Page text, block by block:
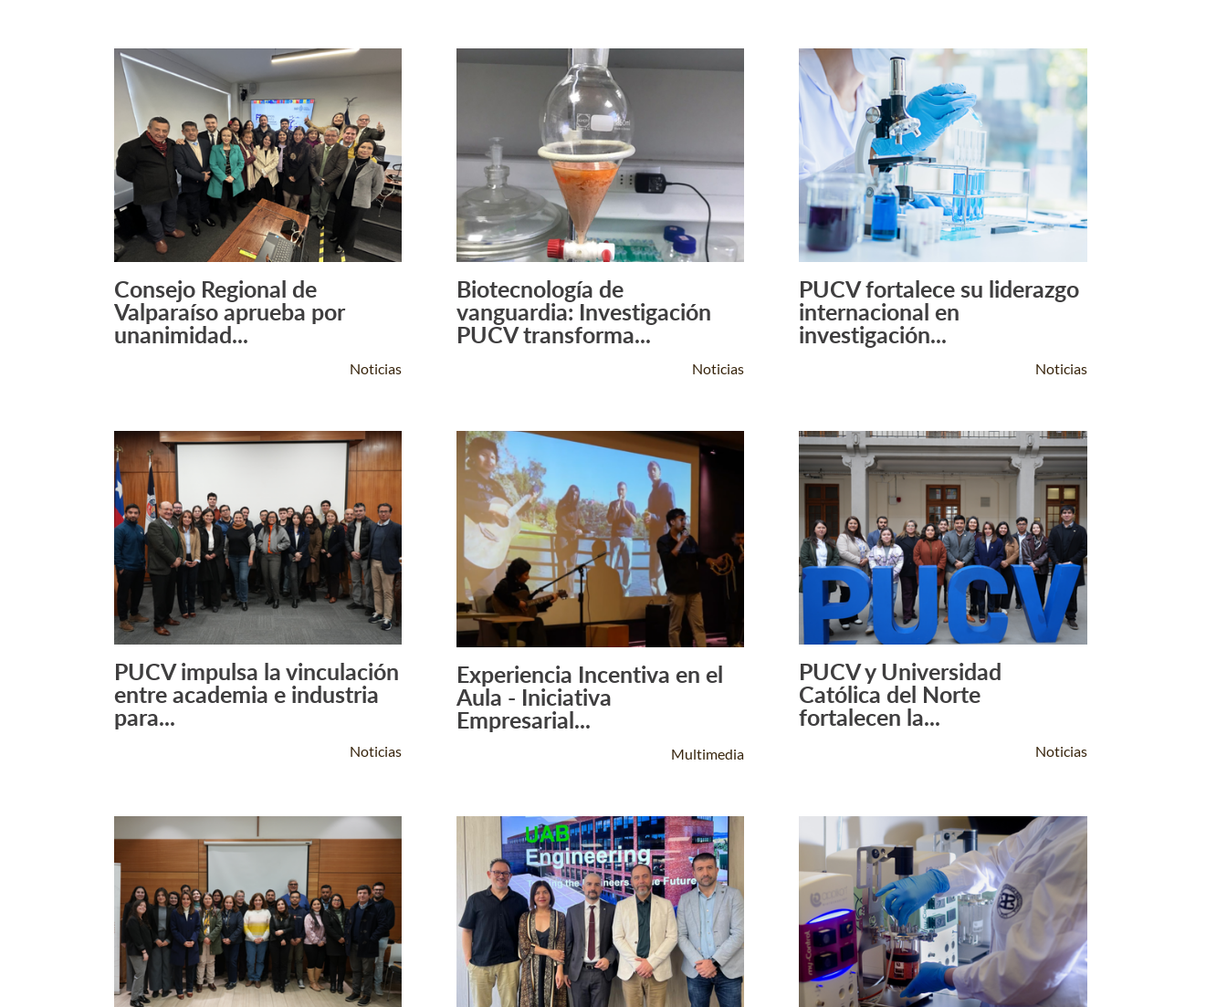
Leer Más +
Consejo Regional de
Valparaíso aprueba por
unanimidad...
Noticias
Leer Más +
Biotecnología de
vanguardia: Investigación
PUCV transforma...
Noticias
Leer Más +
PUCV fortalece su liderazgo
internacional en
investigación...
Noticias
Leer Más +
PUCV impulsa la vinculación
entre academia e industria
para...
Noticias
Leer Más +
Experiencia Incentiva en el
Aula - Iniciativa
Empresarial...
Multimedia
Leer Más +
PUCV y Universidad
Católica del Norte
fortalecen la...
Noticias